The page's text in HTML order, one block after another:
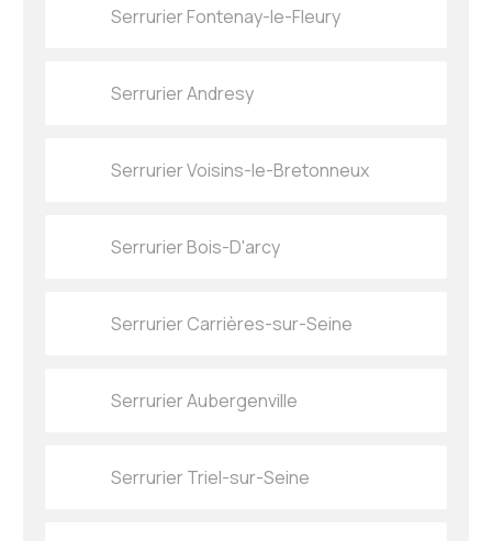
Serrurier Fontenay-le-Fleury
Serrurier Andresy
Serrurier Voisins-le-Bretonneux
Serrurier Bois-D'arcy
Serrurier Carrières-sur-Seine
Serrurier Aubergenville
Serrurier Triel-sur-Seine